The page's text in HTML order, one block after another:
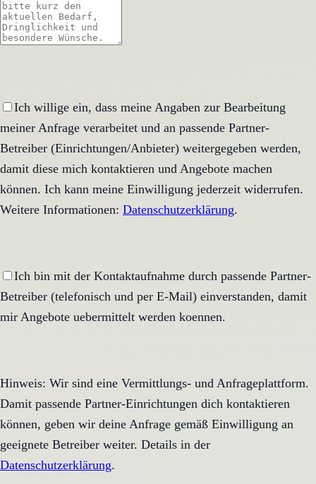
Ich willige ein, dass meine Angaben zur Bearbeitung
meiner Anfrage verarbeitet und an passende Partner-
Betreiber (Einrichtungen/Anbieter) weitergegeben werden,
damit diese mich kontaktieren und Angebote machen
können. Ich kann meine Einwilligung jederzeit widerrufen.
Weitere Informationen: Datenschutzerklärung.
Ich bin mit der Kontaktaufnahme durch passende Partner-
Betreiber (telefonisch und per E-Mail) einverstanden, damit
mir Angebote uebermittelt werden koennen.
Hinweis: Wir sind eine Vermittlungs- und Anfrageplattform.
Damit passende Partner-Einrichtungen dich kontaktieren
können, geben wir deine Anfrage gemäß Einwilligung an
geeignete Betreiber weiter. Details in der
Datenschutzerklärung.